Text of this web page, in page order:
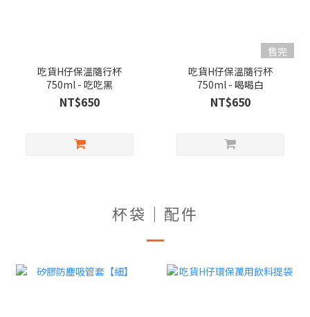
吃貨H仔保溫隨行杯
750ml - 吃吃黑
NT$650
售完
吃貨H仔保溫隨行杯
750ml - 喝喝白
NT$650
杯袋｜配件